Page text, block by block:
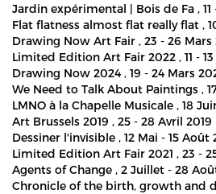
Jardin expérimental | Bois de Fa ,
Flat flatness almost flat really flat ,
Drawing Now Art Fair , 23 - 26 Mars
Limited Edition Art Fair 2022 , 11 -
Drawing Now 2024 , 19 - 24 Mars
We Need to Talk About Paintings ,
LMNO à la Chapelle Musicale , 18
Art Brussels 2019 , 25 - 28 Avril 2019
Dessiner l'invisible , 12 Mai - 15 Août
Limited Edition Art Fair 2021 , 23 -
Agents of Change , 2 Juillet - 28
Chronicle of the birth, growth and